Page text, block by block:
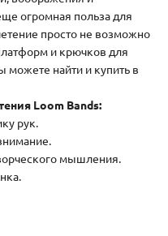
огромная польза для
просто не возможно
и крючков для
можете найти и купить в
Loom Bands:
рук.
мышления.